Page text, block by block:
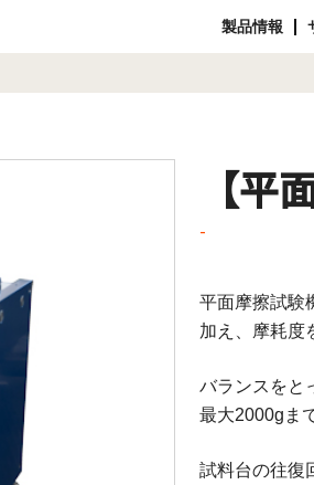
製品情報
【平
-
平面摩擦試験
加え、摩耗度
バランスをと
最大2000gま
試料台の往復